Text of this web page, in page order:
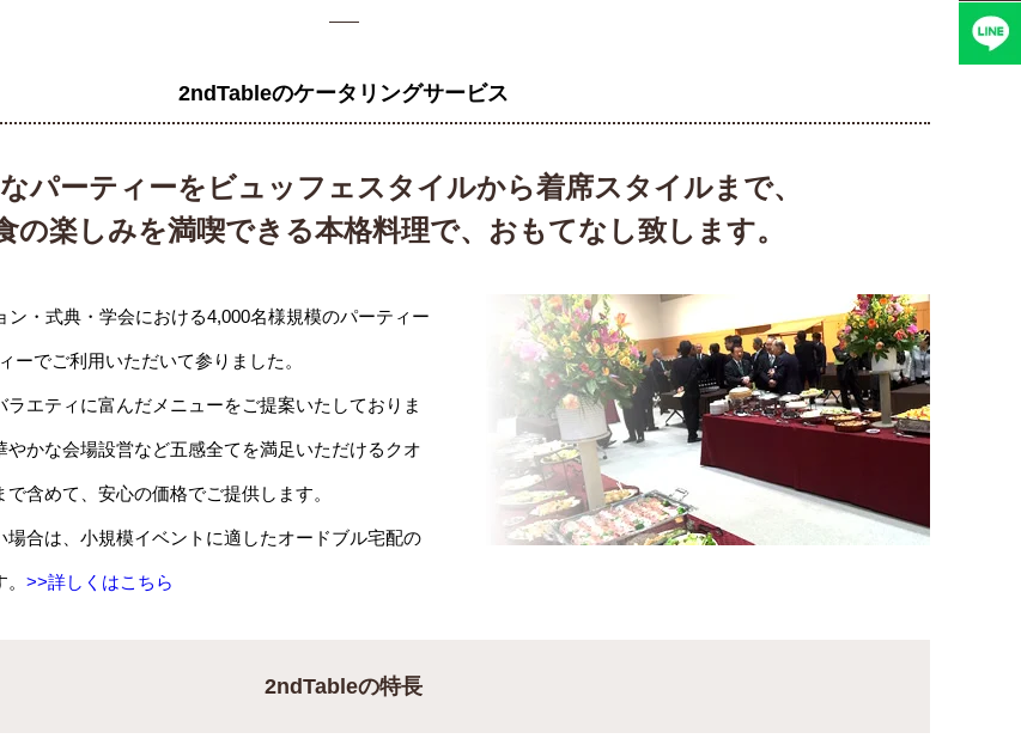
2ndTableのケータリングサービス
パーティーをビュッフェスタイルから着席スタイルまで、
の楽しみを満喫できる本格料理で、おもてなし致します。
ン・式典・学会における4,000名様規模のパーティー
ーでご利用いただいて参りました。
ラエティに富んだメニューをご提案いたしておりま
かな会場設営など五感全てを満足いただけるクオ
含めて、安心の価格でご提供します。
合は、小規模イベントに適したオードブル宅配の
>>詳しくはこちら
2ndTableの特長